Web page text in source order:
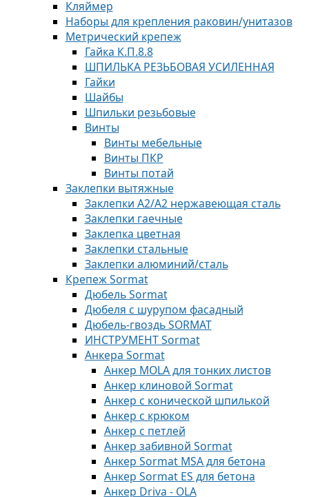
Кляймер
Наборы для крепления раковин/унитазов
Метрический крепеж
Гайка К.П.8.8
ШПИЛЬКА РЕЗЬБОВАЯ УСИЛЕННАЯ
Гайки
Шайбы
Шпильки резьбовые
Винты
Винты мебельные
Винты ПКР
Винты потай
Заклепки вытяжные
Заклепки A2/А2 нержавеющая сталь
Заклепки гаечные
Заклепка цветная
Заклепки стальные
Заклепки алюминий/сталь
Крепеж Sormat
Дюбель Sormat
Дюбеля с шурупом фасадный
Дюбель-гвоздь SORMAT
ИНСТРУМЕНТ Sormat
Анкера Sormat
Анкер MOLA для тонких листов
Анкер клиновой Sormat
Анкер с конической шпилькой
Анкер с крюком
Анкер с петлей
Анкер забивной Sormat
Анкер Sormat MSA для бетона
Анкер Sormat ES для бетона
Анкер Driva - OLA